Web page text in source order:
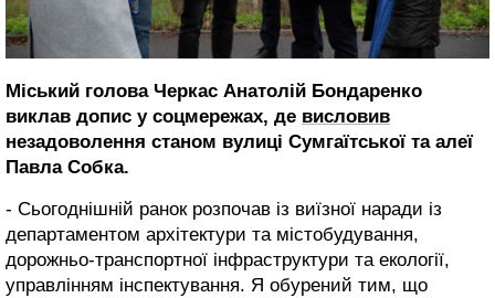
Міський голова Черкас Анатолій Бондаренко
виклав допис у соцмережах, де висловив
незадоволення станом вулиці Сумгаїтської та алеї
Павла Собка.
- Сьогоднішній ранок розпочав із виїзної наради із
департаментом архітектури та містобудування,
дорожньо-транспортної інфраструктури та екології,
управлінням інспектування. Я обурений тим, що